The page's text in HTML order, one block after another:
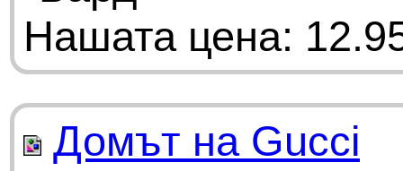
Нашата цена:
Домът на Gucci